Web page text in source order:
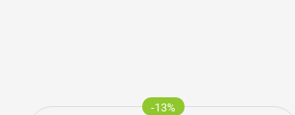
-13%